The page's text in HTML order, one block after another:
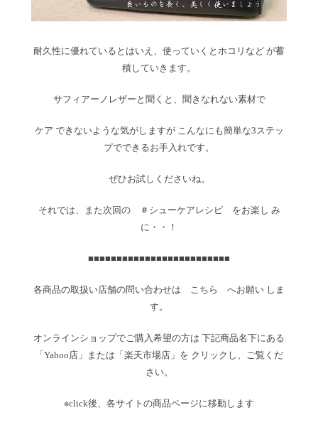
耐久性に優れているとはいえ、使っていくとホコリなど が蓄
積していきます。
サフィアーノレザーと聞くと、聞きなれない素材で
ケア できないような気がしますが こんなにも簡単な3ステッ
プでできるお手入れです。
ぜひお試しくださいね。
それでは、また次回の ＃シューケアレシピ をお楽し み
に・・！
■■■■■■■■■■■■■■■■■■■■■■■■■
各商品の取扱い店舗の問い合わせは こちら へお願い しま
す。
オンラインショップでご購入希望の方は 下記商品名下にある
「Yahoo店」または「楽天市場店」を クリックし、ご覧くだ
さい。
※click後、各サイトの商品ページに移動します